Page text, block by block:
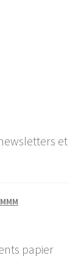
papier